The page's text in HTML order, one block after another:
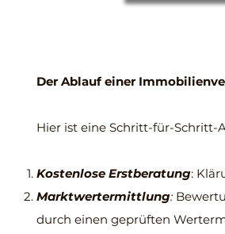
Der Ablauf einer
Hier ist eine Schritt-für-Schritt-
Kostenlose Erstberatung:
Marktwertermittlung:
durch einen geprüften